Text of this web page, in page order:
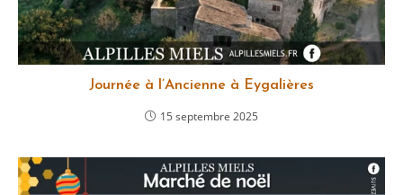
Journée à l’Ancienne à Eygalières
15 septembre 2025